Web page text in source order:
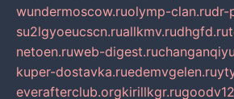
wundermoscow.ruolymp-clan.rudr-
su2lgyoeucscn.ruallkmv.rudhgfd.ru
netoen.ruweb-digest.ru
kuper-dostavka.ruedemvgelen.ru
everafterclub.orgkirillkgr.ru